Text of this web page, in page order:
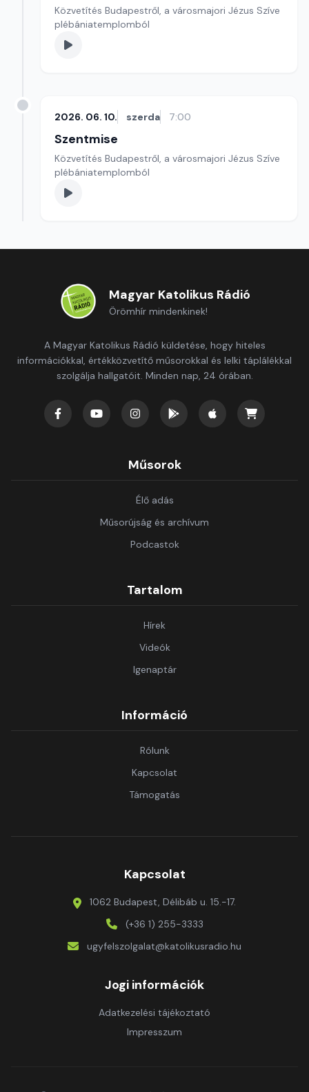
Közvetítés Budapestről, a városmajori Jézus Szíve
plébániatemplomból
2026. 06. 10. szerda 7:00
Szentmise
Közvetítés Budapestről, a városmajori Jézus Szíve
plébániatemplomból
Magyar Katolikus Rádió
Örömhír mindenkinek!
A Magyar Katolikus Rádió küldetése, hogy hiteles
információkkal, értékközvetítő műsorokkal és lelki táplálékkal
szolgálja hallgatóit. Minden nap, 24 órában.
Műsorok
Élő adás
Műsorújság és archívum
Podcastok
Tartalom
Hírek
Videók
Igenaptár
Információ
Rólunk
Kapcsolat
Támogatás
Kapcsolat
1062 Budapest, Délibáb u. 15.-17.
(+36 1) 255-3333
ugyfelszolgalat@katolikusradio.hu
Jogi információk
Adatkezelési tájékoztató
Impresszum